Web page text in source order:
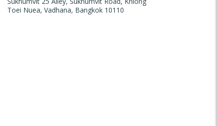
Toei Nuea, Vadhana, Bangkok 10110